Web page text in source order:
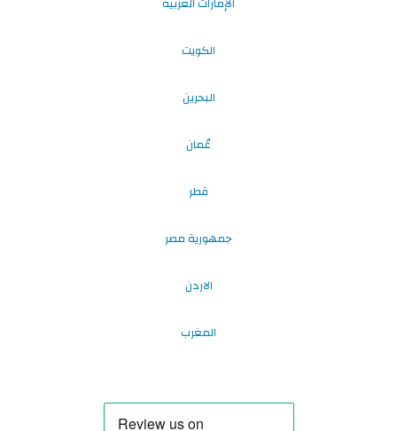
الكويت
البحرين
عُمان
قطر
جمهورية مصر
الاردن
المغرب